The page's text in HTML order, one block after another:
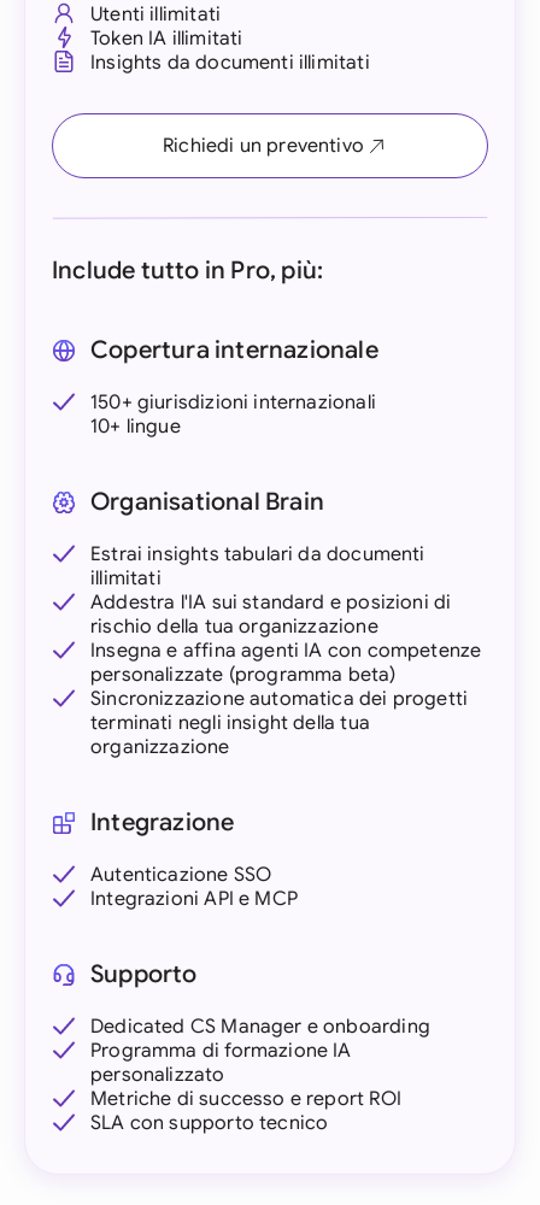
Utenti illimitati
Token IA illimitati
Insights da documenti illimitati
Richiedi un preventivo
Include tutto in Pro, più:
Copertura internazionale
150+ giurisdizioni internazionali
10+ lingue
Organisational Brain
Estrai insights tabulari da documenti
illimitati
Addestra l'IA sui standard e posizioni di
rischio della tua organizzazione
Insegna e affina agenti IA con competenze
personalizzate (programma beta)
Sincronizzazione automatica dei progetti
terminati negli insight della tua
organizzazione
Integrazione
Autenticazione SSO
Integrazioni API e MCP
Supporto
Dedicated CS Manager e onboarding
Programma di formazione IA
personalizzato
Metriche di successo e report ROI
SLA con supporto tecnico